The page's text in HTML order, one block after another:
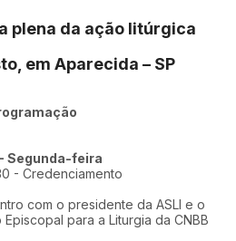
plena da ação litúrgica
em Aparecida – SP
Segunda-feira
- Credenciamento
com o presidente da ASLI e o
para a Liturgia da CNBB